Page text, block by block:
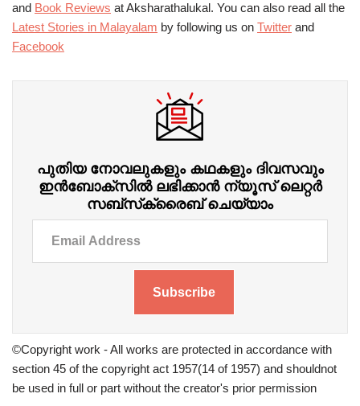
and Book Reviews at Aksharathalukal. You can also read all the
Latest Stories in Malayalam by following us on Twitter and
Facebook
പുതിയ നോവലുകളും കഥകളും ദിവസവും
ഇന്‍ബോക്‌സില്‍ ലഭിക്കാന്‍ ന്യൂസ് ലെറ്റർ
സബ്‌സ്‌ക്രൈബ് ചെയ്യാം
Subscribe
©Copyright work - All works are protected in accordance with
section 45 of the copyright act 1957(14 of 1957) and shouldnot
be used in full or part without the creator's prior permission